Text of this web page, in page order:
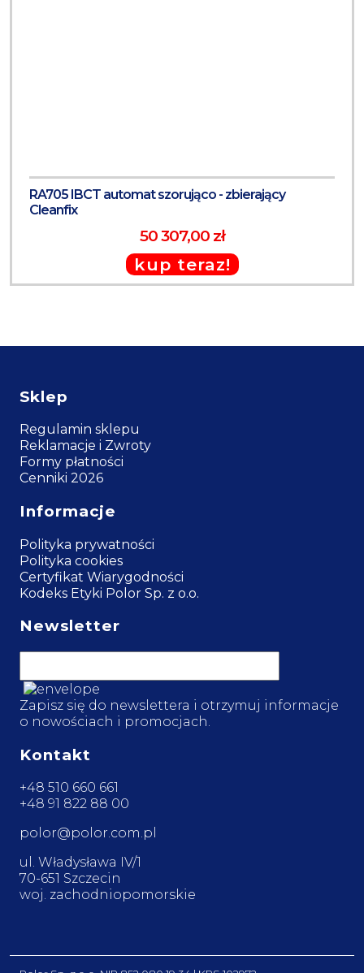
RA705 IBCT automat szorująco - zbierający
Cleanfix
50 307,00 zł
kup teraz!
Sklep
Regulamin sklepu
Reklamacje i Zwroty
Formy płatności
Cenniki 2026
Informacje
Polityka prywatności
Polityka cookies
Certyfikat Wiarygodności
Kodeks Etyki Polor Sp. z o.o.
Newsletter
Zapisz się do newslettera i otrzymuj informacje
o nowościach i promocjach.
Kontakt
+48 510 660 661
+48 91 822 88 00
polor@polor.com.pl
ul. Władysława IV/1
70-651 Szczecin
woj. zachodniopomorskie